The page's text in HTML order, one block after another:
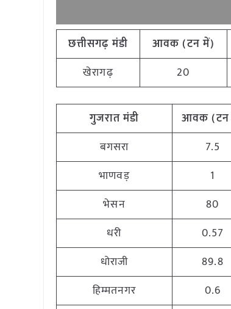
छत्तीसगढ़ मंडी आवक(टनमें)
खेरागढ़
20
गुजरात मंडी आवक(टन
बगसरा
7.5
भाणवड़
1
भेसन
80
धरी
0.57
धोराजी
89.8
हिम्मतनगर
0.6